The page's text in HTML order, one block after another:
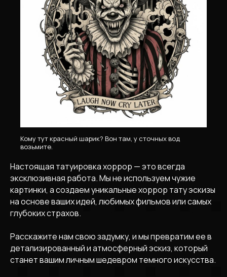
Кому тут красный шарик? Вон там, у сточных вод
возьмите.
Настоящая татуировка хоррор — это всегда
эксклюзивная работа. Мы не используем чужие
картинки, а создаем уникальные хоррор тату эскизы
на основе ваших идей, любимых фильмов или самых
глубоких страхов.
Расскажите нам свою задумку, и мы превратим ее в
детализированный и атмосферный эскиз, который
станет вашим личным шедевром темного искусства.